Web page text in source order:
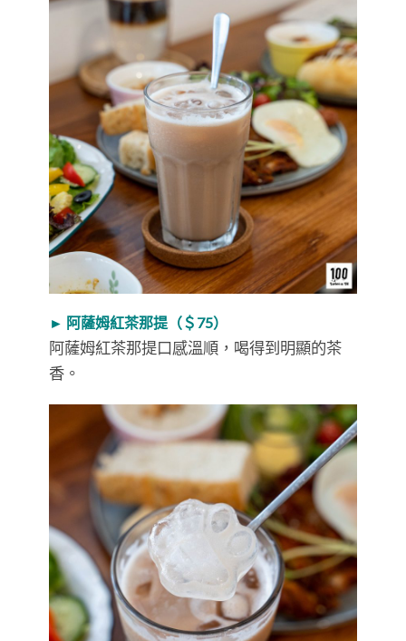
► 阿薩姆紅茶那提（＄75）
阿薩姆紅茶那提口感溫順，喝得到明顯的茶
香。